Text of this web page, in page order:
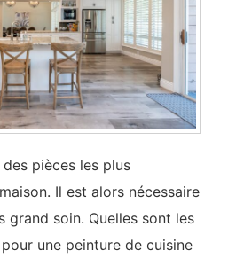
des pièces les plus
Il est alors nécessaire
grand soin. Quelles sont les
une peinture de cuisine